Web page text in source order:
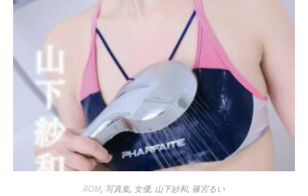
ROM, 写真集, 女優, 山下紗和, 篠宮るい